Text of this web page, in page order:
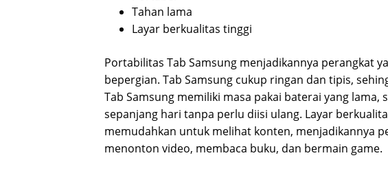
Tahan lama
Layar berkualitas tinggi
Portabilitas Tab Samsung menjadikannya perangkat
bepergian. Tab Samsung cukup ringan dan tipis,
Tab Samsung memiliki masa pakai baterai yang lama,
sepanjang hari tanpa perlu diisi ulang. Layar
memudahkan untuk melihat konten, menjadikannya
menonton video, membaca buku, dan bermain game.